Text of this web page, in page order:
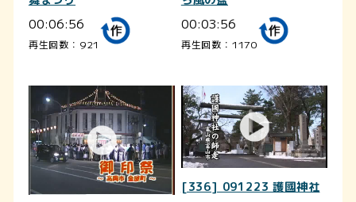
00:06:56
再生回数：921
00:03:56
再生回数：1170
[336] 091223 護國神社